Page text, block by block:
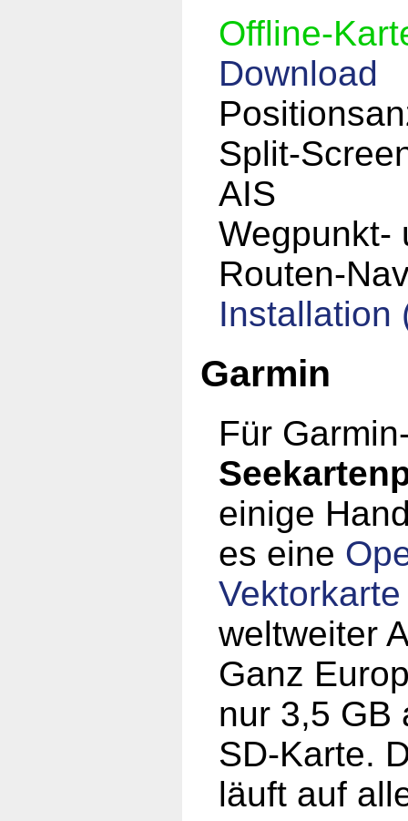
Offline-
Download
Split-
AIS
Wegpunkt-
Routen-
Installation
Garmin
Für
einige
es eine
Vektorkarte
weltweiter
Ganz
nur 3,5 GB
SD-Karte.
läuft auf